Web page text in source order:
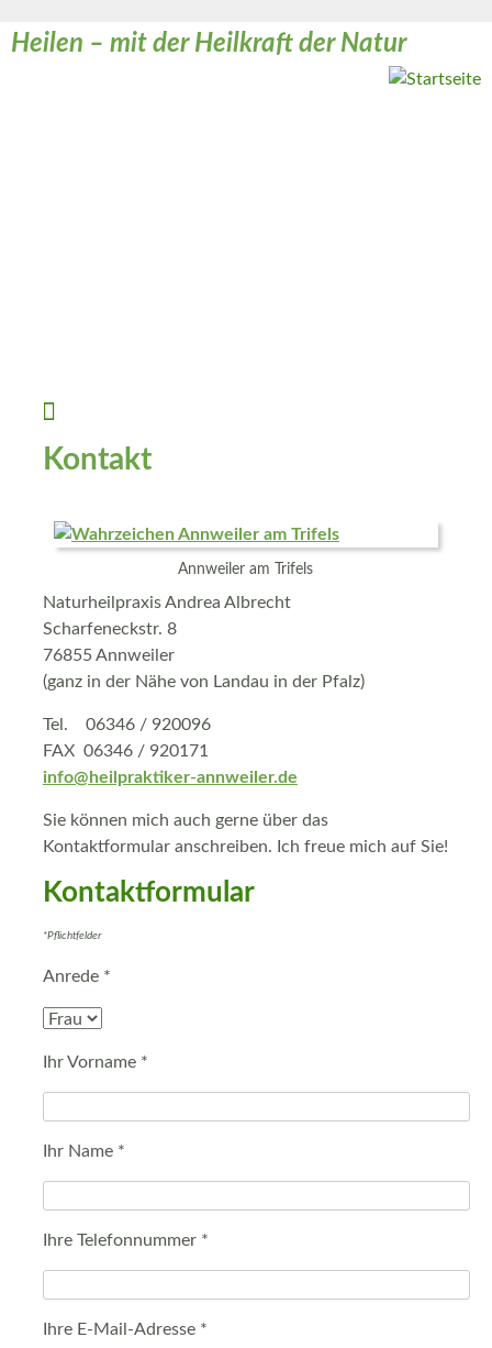
Heilen – mit der Heilkraft der Natur
Weiter zum Inhalt
Kontakt
Annweiler am Trifels
Naturheilpraxis Andrea Albrecht
Scharfeneckstr. 8
76855 Annweiler
(ganz in der Nähe von Landau in der Pfalz)
Tel. 06346 / 920096
FAX 06346 / 920171
info@heilpraktiker-annweiler.de
Sie können mich auch gerne über das
Kontaktformular anschreiben. Ich freue mich auf Sie!
Kontaktformular
*Pflichtfelder
Anrede *
Ihr Vorname *
Ihr Name *
Ihre Telefonnummer *
Ihre E-Mail-Adresse *